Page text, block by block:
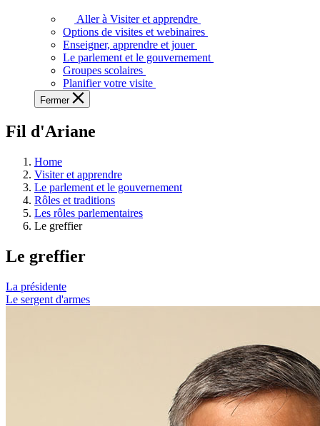
voir,
apprendre
et
à
à
législative.
Aller à Visiter et apprendre
Options de visites et webinaires
Enseigner, apprendre et jouer
Le parlement et le gouvernement
Groupes scolaires
Planifier votre visite
Fermer
Fil d'Ariane
Home
Visiter et apprendre
Le parlement et le gouvernement
Rôles et traditions
Les rôles parlementaires
Le greffier
Le greffier
La présidente
Le sergent d'armes